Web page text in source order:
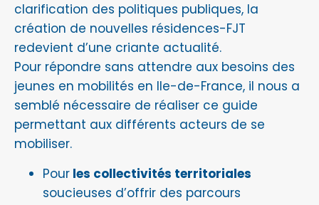
clarification des politiques publiques, la
création de nouvelles résidences-FJT
redevient d’une criante actualité.
Pour répondre sans attendre aux besoins des
jeunes en mobilités en Ile-de-France, il nous a
semblé nécessaire de réaliser ce guide
permettant aux différents acteurs de se
mobiliser.
Pour les collectivités territoriales
soucieuses d’offrir des parcours